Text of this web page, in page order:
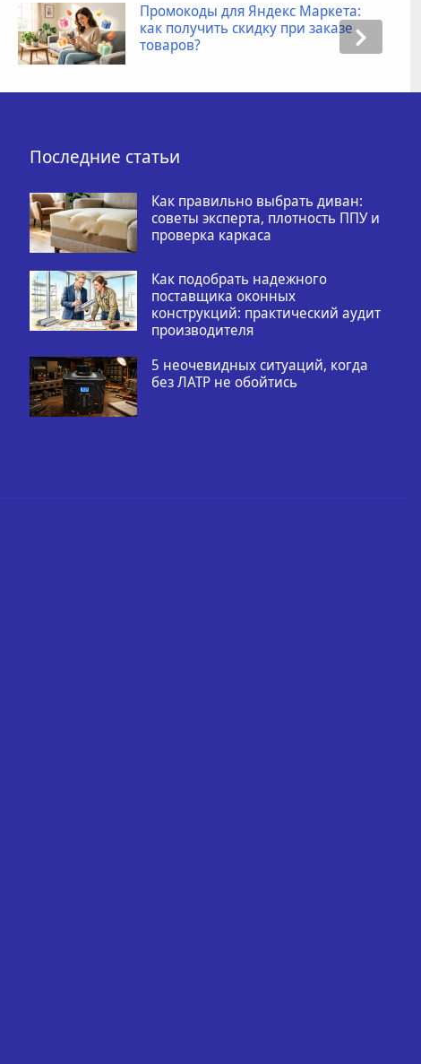
Промокоды для Яндекс Маркета:
как получить скидку при заказе
товаров?
Последние статьи
Как правильно выбрать диван:
советы эксперта, плотность ППУ и
проверка каркаса
Как подобрать надежного
поставщика оконных
конструкций: практический аудит
производителя
5 неочевидных ситуаций, когда
без ЛАТР не обойтись